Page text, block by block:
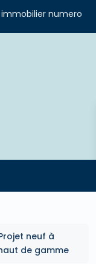
numero
neuf à
de gamme